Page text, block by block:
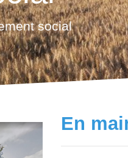
social
En